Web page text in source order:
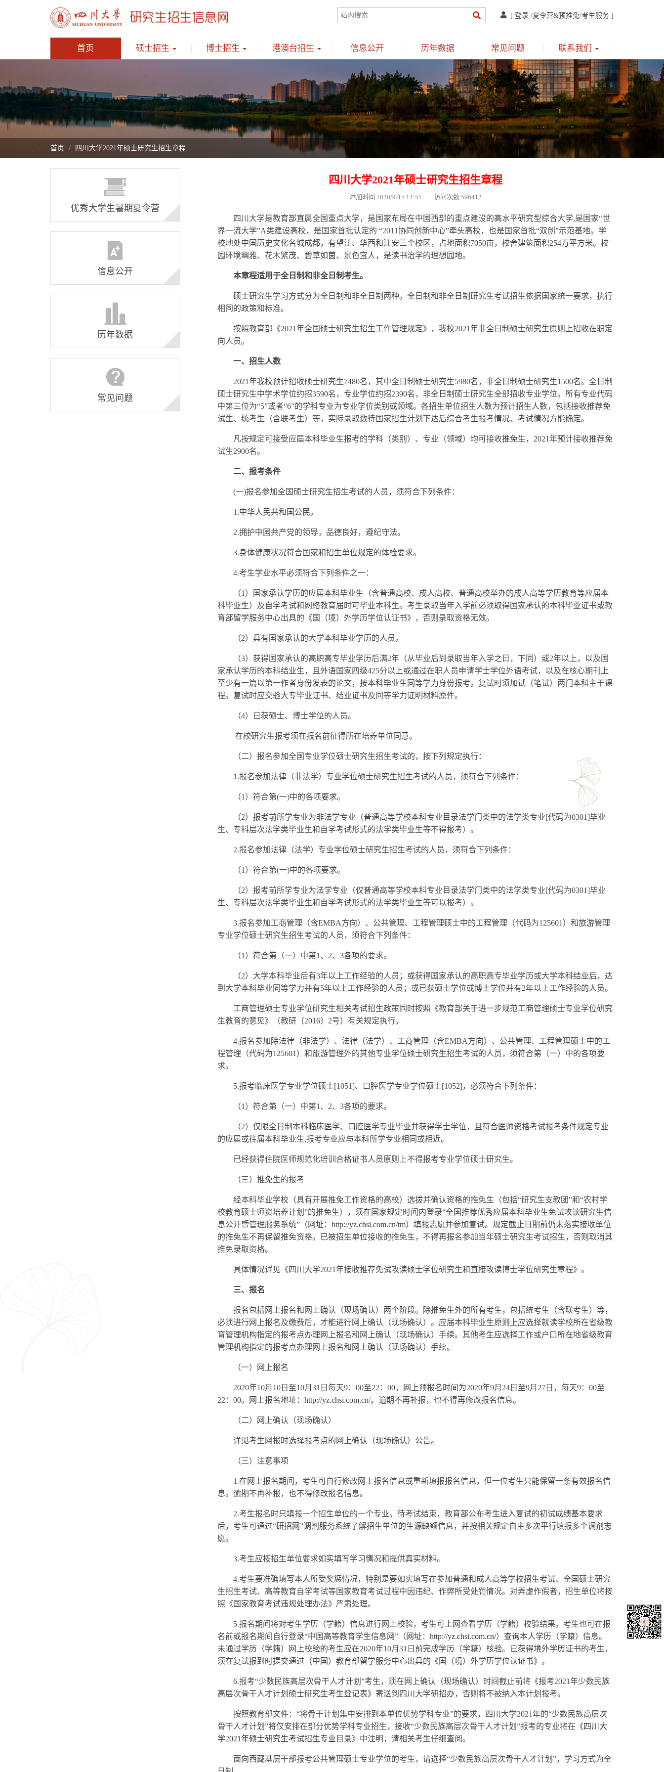
[ 登录 /夏令营&预推免/考生服务 ]
首页 硕士招生 博士招生 港澳台招生 信息公开 历年数据 常见问题 联系我们
首页 四川大学2021年硕士研究生招生章程
优秀大学生暑期夏令营
信息公开
历年数据
常见问题
四川大学2021年硕士研究生招生章程
添加时间 2020/9/15 14:51 访问次数 596412
四川大学是教育部直属全国重点大学，是国家布局在中国西部的重点建设的高水平研究型综合大学,是国家“世
界一流大学”A类建设高校，是国家首批认定的 “2011协同创新中心”牵头高校，也是国家首批“双创”示范基地。学
校地处中国历史文化名城成都，有望江、华西和江安三个校区，占地面积7050亩，校舍建筑面积254万平方米。校
园环境幽雅、花木繁茂、碧草如茵、景色宜人，是读书治学的理想园地。
本章程适用于全日制和非全日制考生。
硕士研究生学习方式分为全日制和非全日制两种。全日制和非全日制研究生考试招生依据国家统一要求，执行
相同的政策和标准。
按照教育部《2021年全国硕士研究生招生工作管理规定》，我校2021年非全日制硕士研究生原则上招收在职定
向人员。
一、招生人数
2021年我校预计招收硕士研究生7480名，其中全日制硕士研究生5980名，非全日制硕士研究生1500名。全日制
硕士研究生中学术学位约招3590名，专业学位约招2390名，非全日制硕士研究生全部招收专业学位。所有专业代码
中第三位为“5”或者“6”的学科专业为专业学位类别或领域。各招生单位招生人数为预计招生人数，包括接收推荐免
试生、统考生（含联考生）等，实际录取数待国家招生计划下达后综合考生报考情况、考试情况方能确定。
凡按规定可接受应届本科毕业生报考的学科（类别）、专业（领域）均可接收推免生，2021年预计接收推荐免
试生2900名。
二、报考条件
(一)报名参加全国硕士研究生招生考试的人员，须符合下列条件：
1.中华人民共和国公民。
2.拥护中国共产党的领导，品德良好，遵纪守法。
3.身体健康状况符合国家和招生单位规定的体检要求。
4.考生学业水平必须符合下列条件之一：
（1）国家承认学历的应届本科毕业生（含普通高校、成人高校、普通高校举办的成人高等学历教育等应届本
科毕业生）及自学考试和网络教育届时可毕业本科生。考生录取当年入学前必须取得国家承认的本科毕业证书或教
育部留学服务中心出具的《国（境）外学历学位认证书》，否则录取资格无效。
（2）具有国家承认的大学本科毕业学历的人员。
（3）获得国家承认的高职高专毕业学历后满2年（从毕业后到录取当年入学之日，下同）或2年以上，以及国
家承认学历的本科结业生，且外语国家四级425分以上或通过在职人员申请学士学位外语考试，以及在核心期刊上
至少有一篇以第一作者身份发表的论文，按本科毕业生同等学力身份报考。复试时须加试（笔试）两门本科主干课
程。复试时应交验大专毕业证书、结业证书及同等学力证明材料原件。
（4）已获硕士、博士学位的人员。
在校研究生报考须在报名前征得所在培养单位同意。
（二）报名参加全国专业学位硕士研究生招生考试的，按下列规定执行：
1.报名参加法律（非法学）专业学位硕士研究生招生考试的人员，须符合下列条件：
（1）符合第(一)中的各项要求。
（2）报考前所学专业为非法学专业（普通高等学校本科专业目录法学门类中的法学类专业[代码为0301]毕业
生、专科层次法学类毕业生和自学考试形式的法学类毕业生等不得报考）。
2.报名参加法律（法学）专业学位硕士研究生招生考试的人员，须符合下列条件：
（1）符合第(一)中的各项要求。
（2）报考前所学专业为法学专业（仅普通高等学校本科专业目录法学门类中的法学类专业[代码为0301]毕业
生、专科层次法学类毕业生和自学考试形式的法学类毕业生等可以报考）。
3.报名参加工商管理（含EMBA方向）、公共管理、工程管理硕士中的工程管理（代码为125601）和旅游管理
专业学位硕士研究生招生考试的人员，须符合下列条件：
（1）符合第（一）中第1、2、3各项的要求。
（2）大学本科毕业后有3年以上工作经验的人员；或获得国家承认的高职高专毕业学历或大学本科结业后，达
到大学本科毕业同等学力并有5年以上工作经验的人员；或已获硕士学位或博士学位并有2年以上工作经验的人员。
工商管理硕士专业学位研究生相关考试招生政策同时按照《教育部关于进一步规范工商管理硕士专业学位研究
生教育的意见》（教研〔2016〕2号）有关规定执行。
4.报名参加除法律（非法学）、法律（法学）、工商管理（含EMBA方向）、公共管理、工程管理硕士中的工
程管理（代码为125601）和旅游管理外的其他专业学位硕士研究生招生考试的人员，须符合第（一）中的各项要
求。
5.报考临床医学专业学位硕士[1051]、口腔医学专业学位硕士[1052]，必须符合下列条件：
（1）符合第（一）中第1、2、3各项的要求。
（2）仅限全日制本科临床医学、口腔医学专业毕业并获得学士学位，且符合医师资格考试报考条件规定专业
的应届或往届本科毕业生,报考专业应与本科所学专业相同或相近。
已经获得住院医师规范化培训合格证书人员原则上不得报考专业学位硕士研究生。
（三）推免生的报考
经本科毕业学校（具有开展推免工作资格的高校）选拔并确认资格的推免生（包括“研究生支教团”和“农村学
校教育硕士师资培养计划”的推免生），须在国家规定时间内登录“全国推荐优秀应届本科毕业生免试攻读研究生信
息公开暨管理服务系统”（网址： http://yz.chsi.com.cn/tm）填报志愿并参加复试。规定截止日期前仍未落实接收单位
的推免生不再保留推免资格。已被招生单位接收的推免生，不得再报名参加当年硕士研究生考试招生，否则取消其
推免录取资格。
具体情况详见《四川大学2021年接收推荐免试攻读硕士学位研究生和直接攻读博士学位研究生章程》。
三、报名
报名包括网上报名和网上确认（现场确认）两个阶段。除推免生外的所有考生，包括统考生（含联考生）等，
必须进行网上报名及缴费后，才能进行网上确认（现场确认）。应届本科毕业生原则上应选择就读学校所在省级教
育管理机构指定的报考点办理网上报名和网上确认（现场确认）手续。其他考生应选择工作或户口所在地省级教育
管理机构指定的报考点办理网上报名和网上确认（现场确认）手续。
（一） 网上报名
2020年10月10日至10月31日每天9：00至22：00，网上预报名时间为2020年9月24日至9月27日，每天9：00至
22：00。网上报名地址： http://yz.chsi.com.cn/。逾期不再补报，也不得再修改报名信息。
（二）网上确认（现场确认）
详见考生网报时选择报考点的网上确认（现场确认）公告。
（三）注意事项
1.在网上报名期间，考生可自行修改网上报名信息或重新填报报名信息，但一位考生只能保留一条有效报名信
息。逾期不再补报，也不得修改报名信息。
2.考生报名时只填报一个招生单位的一个专业。待考试结束，教育部公布考生进入复试的初试成绩基本要求
后，考生可通过“研招网”调剂服务系统了解招生单位的生源缺额信息，并按相关规定自主多次平行填报多个调剂志
愿。
3.考生应按招生单位要求如实填写学习情况和提供真实材料。
4.考生要准确填写本人所受奖惩情况，特别是要如实填写在参加普通和成人高等学校招生考试、全国硕士研究
生招生考试、高等教育自学考试等国家教育考试过程中因违纪、作弊所受处罚情况。对弄虚作假者，招生单位将按
照《国家教育考试违规处理办法》严肃处理。
5.报名期间将对考生学历（学籍）信息进行网上校验，考生可上网查看学历（学籍）校验结果。考生也可在报
名前或报名期间自行登录“中国高等教育学生信息网”（网址： http://yz.chsi.com.cn/）查询本人学历（学籍）信息。
未通过学历（学籍）网上校验的考生应在2020年10月31日前完成学历（学籍）核验。已获得境外学历证书的考生，
须在复试报到时提交通过（中国）教育部留学服务中心出具的《国（境）外学历学位认证书》。
6.报考“少数民族高层次骨干人才计划”考生，须在网上确认（现场确认）时间截止前将《报考2021年少数民族
高层次骨干人才计划硕士研究生考生登记表》寄送到四川大学研招办，否则将不被纳入本计划报考。
按照教育部文件：“将骨干计划集中安排到本单位优势学科专业”的要求，四川大学2021年的“少数民族高层次
骨干人才计划”将仅安排在部分优势学科专业招生，接收“少数民族高层次骨干人才计划”报考的专业将在《四川大
学2021年硕士研究生考试招生专业目录》中注明，请相关考生仔细查阅。
面向西藏基层干部报考公共管理硕士专业学位的考生，请选择“少数民族高层次骨干人才计划”，学习方式为全